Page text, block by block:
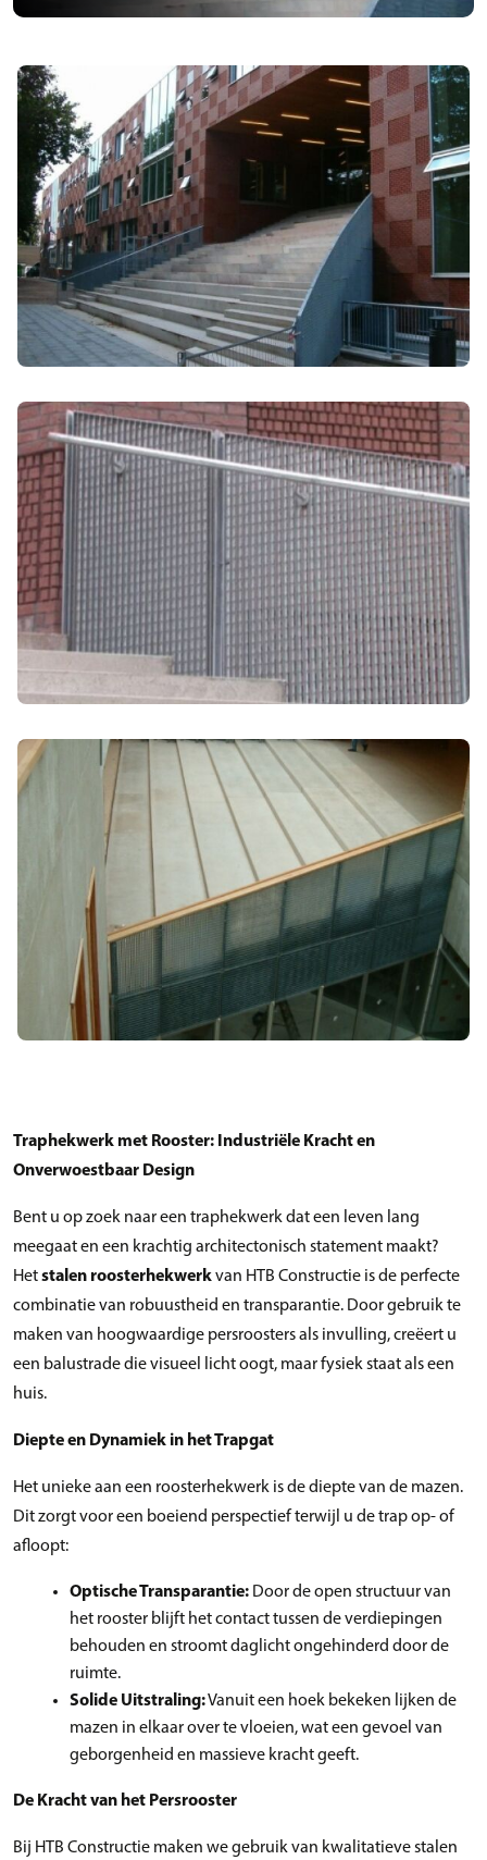
Traphekwerk met Rooster: Industriële Kracht en
Onverwoestbaar Design
Bent u op zoek naar een traphekwerk dat een leven lang
meegaat en een krachtig architectonisch statement maakt?
Hetstalen roosterhekwerkvan HTB Constructie is de perfecte
combinatie van robuustheid en transparantie. Door gebruik te
maken van hoogwaardige persroosters als invulling, creëert u
een balustrade die visueel licht oogt, maar fysiek staat als een
huis.
Diepte en Dynamiek in het Trapgat
Het unieke aan een roosterhekwerk is de diepte van de mazen.
Dit zorgt voor een boeiend perspectief terwijl u de trap op- of
afloopt:
Optische Transparantie: Door de open structuur van
het rooster blijft het contact tussen de verdiepingen
behouden en stroomt daglicht ongehinderd door de
ruimte.
Solide Uitstraling:Vanuit een hoek bekeken lijken de
mazen in elkaar over te vloeien, wat een gevoel van
geborgenheid en massieve kracht geeft.
De Kracht van het Persrooster
Bij HTB Constructie maken we gebruik van kwalitatieve stalen